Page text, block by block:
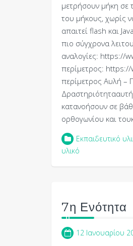
μετρήσουν μήκη σε
του μήκους, χωρίς
απαιτεί flash και
πιο σύγχρονα
αναλογίες: https://
περίμετρος:
περίμετρος Αυλή
κατανοήσουν σε
ορθογωνίου και
Εκπαιδευτικό
υλικό
7η Ενότητα
12 Ιανουαρίου